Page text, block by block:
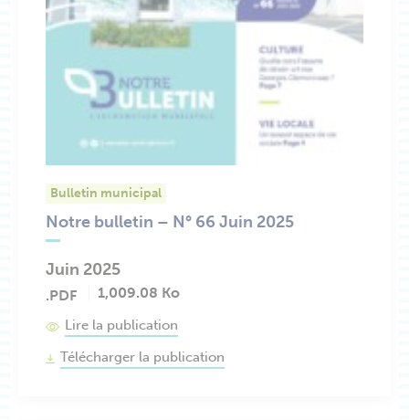
Bulletin municipal
Notre bulletin – N° 66 Juin 2025
Juin 2025
.PDF 1,009.08 Ko
Lire la publication
Télécharger la publication